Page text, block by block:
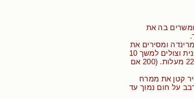
בה את
ומסירים את
שאריות הרוטב, מסדרים על תבנית וצולים למשך 10
דקות בתנור שחומם מראש ל- 220 מעלות. (200 אם
קטן את ממרח
על חום נמוך עד